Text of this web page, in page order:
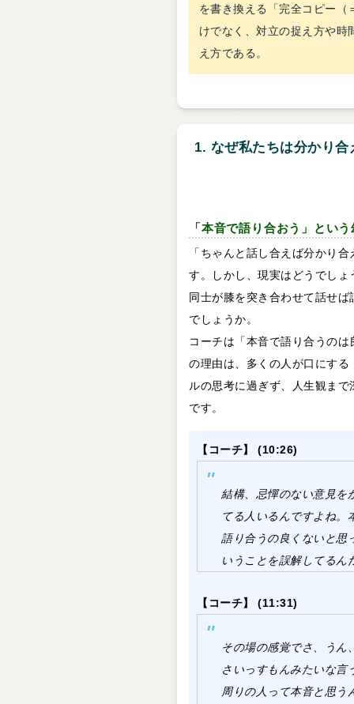
を書き換える「完全コピー（
けでなく、対立の捉え方や時
え方である。
1. なぜ私たちは分かり
「本音で語り合おう」とい
「ちゃんと話し合えば分かり
す。しかし、現実はどうでし
同士が膝を突き合わせて話せ
でしょうか。
コーチは「本音で語り合うの
の理由は、多くの人が口にす
ルの思考に過ぎず、人生観ま
です。
【コーチ】 (10:26)
結構、忌憚のない意見を
てる人いるんですよね。
語り合うの良くないと思
いうことを誤解してるん
【コーチ】 (11:31)
その場の感覚でさ、うん
さいっすもんみたいな言
周りの人って本音と思う